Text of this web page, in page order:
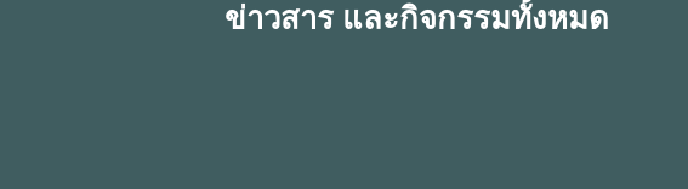
ข่าวสาร และกิจกรรมทั้งหมด